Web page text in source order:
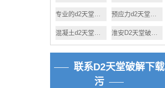
专业的d2天堂色版厂家 预应力d2天堂色版
混凝土d2天堂色版价格 淮安D2天堂破解下载污d2天堂色版厂家
联系D2天堂破解下载
污